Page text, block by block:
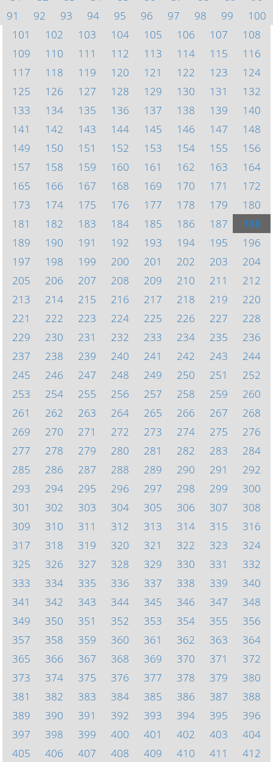
91
92 93 94 95 96 97 98 99
100
101
102 103 104 105 106 107
108
109
110 111 112 113 114 115
116
117
118 119 120 121 122 123
124
125
126 127 128 129 130 131
132
133
134 135 136 137 138 139
140
141
142 143 144 145 146 147
148
149
150 151 152 153 154 155
156
157
158 159 160 161 162 163
164
165
166 167 168 169 170 171
172
173
174 175 176 177 178 179
180
181
182 183 184 185 186 187
188
189
190 191 192 193 194 195
196
197
198 199 200 201 202 203
204
205
206 207 208 209 210 211
212
213
214 215 216 217 218 219
220
221
222 223 224 225 226 227
228
229
230 231 232 233 234 235
236
237
238 239 240 241 242 243
244
245
246 247 248 249 250 251
252
253
254 255 256 257 258 259
260
261
262 263 264 265 266 267
268
269
270 271 272 273 274 275
276
277
278 279 280 281 282 283
284
285
286 287 288 289 290 291
292
293
294 295 296 297 298 299
300
301
302 303 304 305 306 307
308
309
310 311 312 313 314 315
316
317
318 319 320 321 322 323
324
325
326 327 328 329 330 331
332
333
334 335 336 337 338 339
340
341
342 343 344 345 346 347
348
349
350 351 352 353 354 355
356
357
358 359 360 361 362 363
364
365
366 367 368 369 370 371
372
373
374 375 376 377 378 379
380
381
382 383 384 385 386 387
388
389
390 391 392 393 394 395
396
397
398 399 400 401 402 403
404
405
406 407 408 409 410 411 412